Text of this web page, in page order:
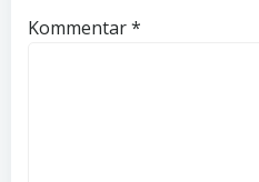
Kommentar*